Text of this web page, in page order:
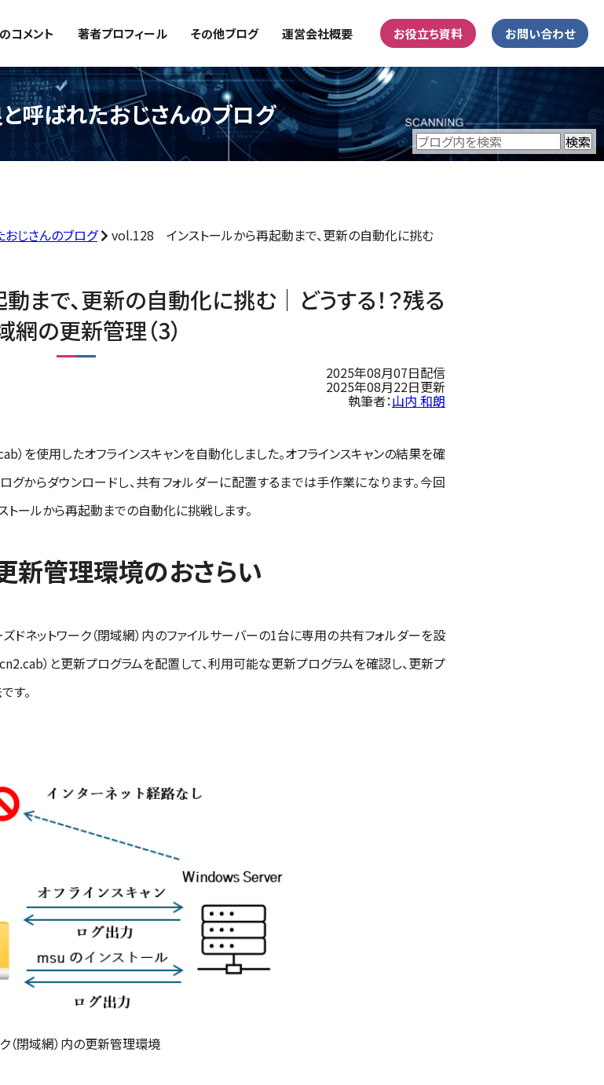
コメント 著者プロフィール その他ブログ 運営会社概要 お役立ち資料 お問い合わせ
呼ばれたおじさんのブログ
じさんのブログ vol.128 インストールから再起動まで、更新の自動化に挑む
で、更新の自動化に挑む｜どうする！？残る
網の更新管理（3）
2025年08月07日配信
2025年08月22日更新
執筆者：山内 和朗
）を使用したオフラインスキャンを自動化しました。オフラインスキャンの結果を確
からダウンロードし、共有フォルダーに配置するまでは手作業になります。今回
ールから再起動までの自動化に挑戦します。
新管理環境のおさらい
ドネットワーク（閉域網）内のファイルサーバーの1台に専用の共有フォルダーを設
）と更新プログラムを配置して、利用可能な更新プログラムを確認し、更新プ
す。
（閉域網）内の更新管理環境